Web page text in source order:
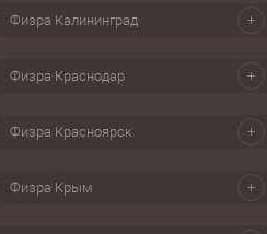
ходьба
Физра Калининград
Физра Краснодар
Физра Красноярск
Физра Крым